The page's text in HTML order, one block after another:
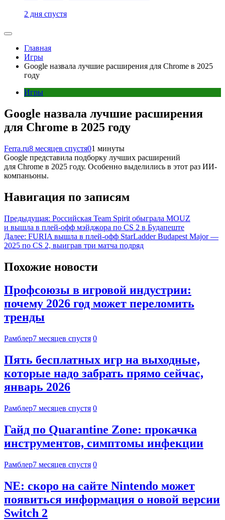
2 дня спустя
Главная
Игры
Google назвала лучшие расширения для Chrome в 2025
году
Игры
Google назвала лучшие расширения
для Chrome в 2025 году
Ferra.ru8 месяцев спустя01 минуты
Google представила подборку лучших расширений
для Chrome в 2025 году. Особенно выделились в этот раз ИИ-
компаньоны.
Навигация по записям
Предыдущая: Российская Team Spirit обыграла MOUZ
и вышла в плей-офф мэйджора по CS 2 в Будапеште
Далее: FURIA вышла в плей-офф StarLadder Budapest Major —
2025 по CS 2, выиграв три матча подряд
Похожие новости
Профсоюзы в игровой индустрии:
почему 2026 год может переломить
тренды
Рамблер7 месяцев спустя 0
Пять бесплатных игр на выходные,
которые надо забрать прямо сейчас,
январь 2026
Рамблер7 месяцев спустя 0
Гайд по Quarantine Zone: прокачка
инструментов, симптомы инфекции
Рамблер7 месяцев спустя 0
NE: скоро на сайте Nintendo может
появиться информация о новой версии
Switch 2